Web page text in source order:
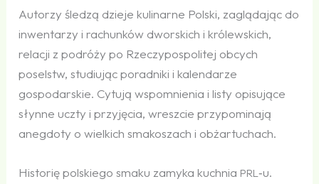
Autorzy śledzą dzieje kulinarne Polski, zaglądając do
inwentarzy i rachunków dworskich i królewskich,
relacji z podróży po Rzeczypospolitej obcych
poselstw, studiując poradniki i kalendarze
gospodarskie. Cytują wspomnienia i listy opisujące
słynne uczty i przyjęcia, wreszcie przypominają
anegdoty o wielkich smakoszach i obżartuchach.
Historię polskiego smaku zamyka kuchnia PRL‑u.